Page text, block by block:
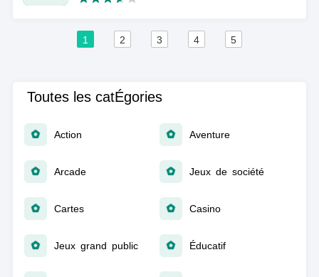
1 2 3 4 5
Toutes les catÉgories
Action Aventure
Arcade Jeux de société
Cartes Casino
Jeux grand public Éducatif